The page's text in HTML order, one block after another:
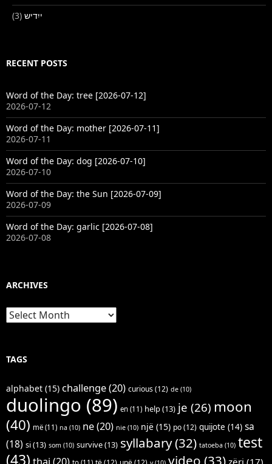
ייִדיש (3)
RECENT POSTS
Word of the Day: tree [2026-07-12]
2026-07-12
Word of the Day: mother [2026-07-11]
2026-07-11
Word of the Day: dog [2026-07-10]
2026-07-10
Word of the Day: the Sun [2026-07-09]
2026-07-09
Word of the Day: garlic [2026-07-08]
2026-07-08
ARCHIVES
Archives
TAGS
alphabet (15) challenge(20) curious(12) de (10)
duolingo (89) en (11) help(13) je (26) moon
(40) më (11) na (10) ne(20) nie (10) një (15) po(12) quijote (14) sa
(18) si(13) som (10) survive(13) syllabary(32) tatoeba (10) test
(43) thai (20) video (33) zëri (17)